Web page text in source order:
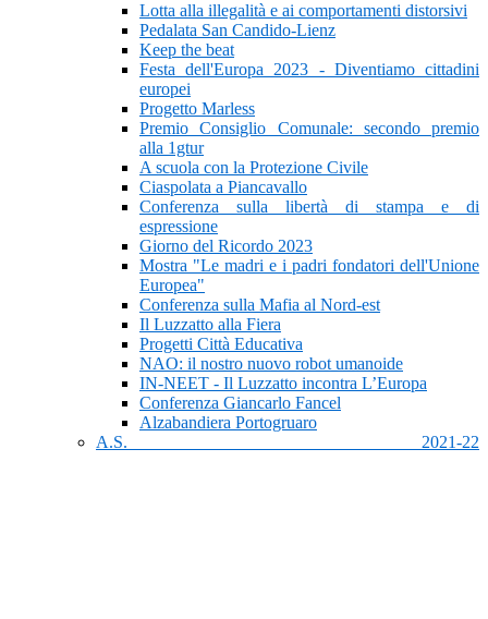
Lotta alla illegalità e ai comportamenti distorsivi
Pedalata San Candido-Lienz
Keep the beat
Festa dell'Europa 2023 - Diventiamo cittadini
europei
Progetto Marless
Premio Consiglio Comunale: secondo premio
alla 1gtur
A scuola con la Protezione Civile
Ciaspolata a Piancavallo
Conferenza sulla libertà di stampa e di
espressione
Giorno del Ricordo 2023
Mostra "Le madri e i padri fondatori dell'Unione
Europea"
Conferenza sulla Mafia al Nord-est
Il Luzzatto alla Fiera
Progetti Città Educativa
NAO: il nostro nuovo robot umanoide
IN-NEET - Il Luzzatto incontra L’Europa
Conferenza Giancarlo Fancel
Alzabandiera Portogruaro
A.S. 2021-22